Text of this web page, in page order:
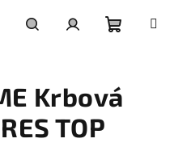
košík
Krbová
TOP